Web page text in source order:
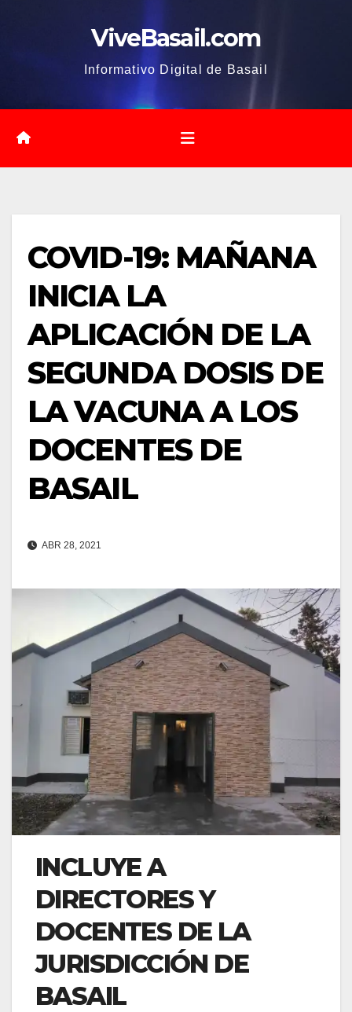
ViveBasail.com
Informativo Digital de Basail
COVID-19: MAÑANA
INICIA LA
APLICACIÓN DE LA
SEGUNDA DOSIS DE
LA VACUNA A LOS
DOCENTES DE
BASAIL
ABR 28, 2021
INCLUYE A
DIRECTORES Y
DOCENTES DE LA
JURISDICCIÓN DE
BASAIL